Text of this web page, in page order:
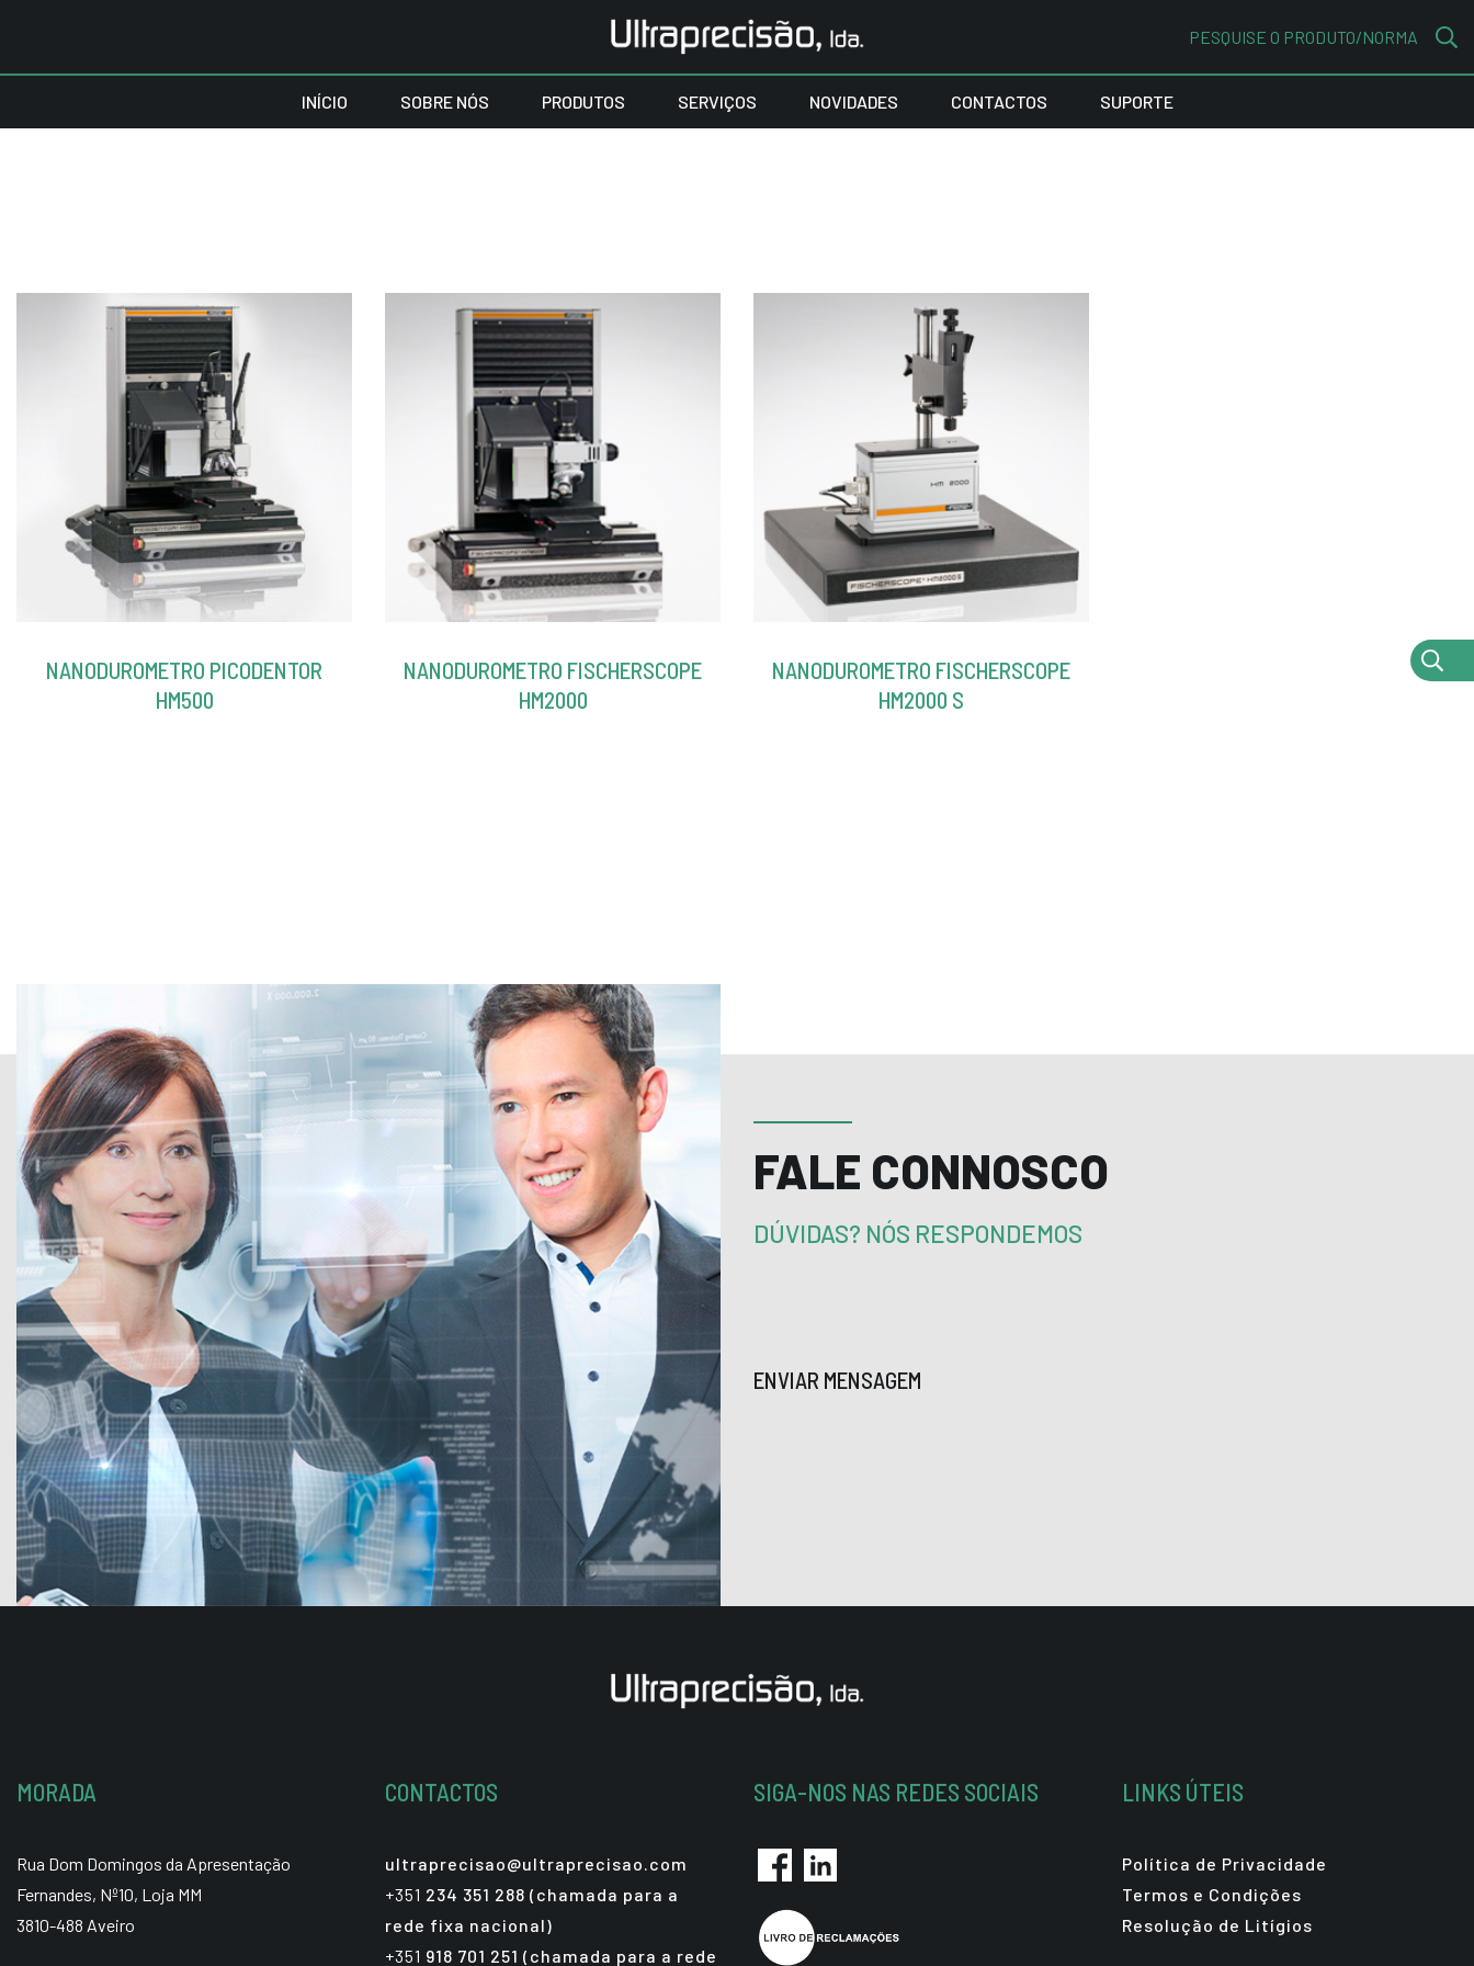
PESQUISE O PRODUTO/NORMA
INÍCIO SOBRE NÓS PRODUTOS SERVIÇOS NOVIDADES CONTACTOS SUPORTE
NANODUROMETRO PICODENTOR
HM500
NANODUROMETRO FISCHERSCOPE
HM2000
NANODUROMETRO FISCHERSCOPE
HM2000 S
FALE CONNOSCO
DÚVIDAS? NÓS RESPONDEMOS
ENVIAR MENSAGEM
MORADA
Rua Dom Domingos da Apresentação
Fernandes, Nº10, Loja MM
3810-488 Aveiro
CONTACTOS
ultraprecisao@ultraprecisao.com
+351 234 351 288 (chamada para a
rede fixa nacional)
+351 918 701 251 (chamada para a rede
SIGA-NOS NAS REDES SOCIAIS LINKS ÚTEIS
Política de Privacidade
Termos e Condições
Resolução de Litígios